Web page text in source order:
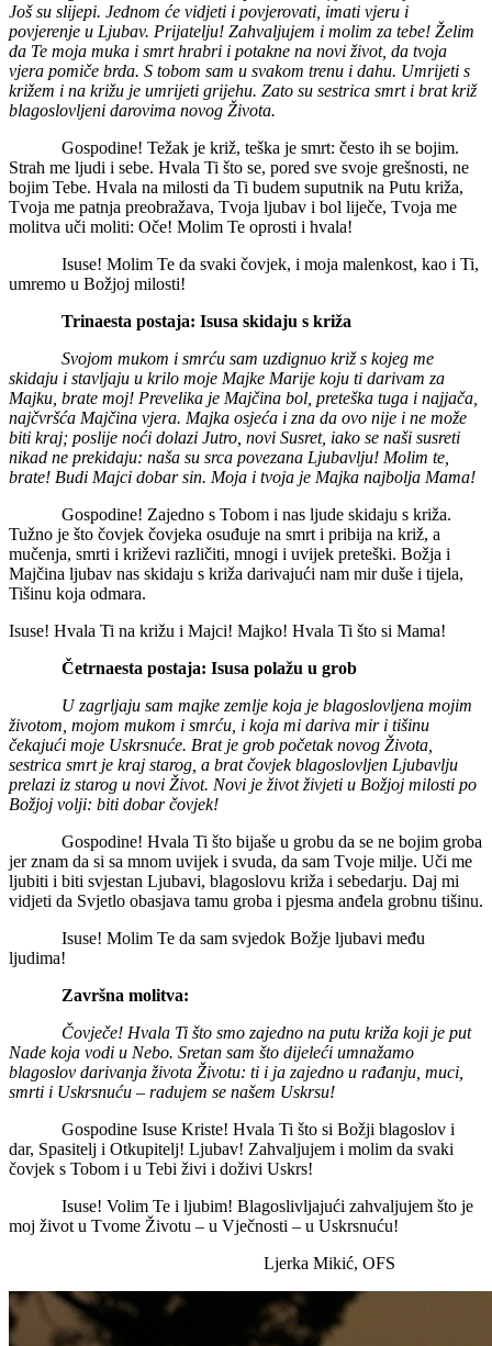
Još su slijepi. Jednom će vidjeti i povjerovati, imati vjeru i
povjerenje u Ljubav. Prijatelju! Zahvaljujem i molim za tebe! Želim
da Te moja muka i smrt hrabri i potakne na novi život, da tvoja
vjera pomiče brda. S tobom sam u svakom trenu i dahu. Umrijeti s
križem i na križu je umrijeti grijehu. Zato su sestrica smrt i brat križ
blagoslovljeni darovima novog Života.
Gospodine! Težak je križ, teška je smrt: često ih se bojim.
Strah me ljudi i sebe. Hvala Ti što se, pored sve svoje grešnosti, ne
bojim Tebe. Hvala na milosti da Ti budem suputnik na Putu križa,
Tvoja me patnja preobražava, Tvoja ljubav i bol liječe, Tvoja me
molitva uči moliti: Oče! Molim Te oprosti i hvala!
Isuse! Molim Te da svaki čovjek, i moja malenkost, kao i Ti,
umremo u Božjoj milosti!
Trinaesta postaja: Isusa skidaju s križa
Svojom mukom i smrću sam uzdignuo križ s kojeg me
skidaju i stavljaju u krilo moje Majke Marije koju ti darivam za
Majku, brate moj! Prevelika je Majčina bol, preteška tuga i najjača,
najčvršća Majčina vjera. Majka osjeća i zna da ovo nije i ne može
biti kraj; poslije noći dolazi Jutro, novi Susret, iako se naši susreti
nikad ne prekidaju: naša su srca povezana Ljubavlju! Molim te,
brate! Budi Majci dobar sin. Moja i tvoja je Majka najbolja Mama!
Gospodine! Zajedno s Tobom i nas ljude skidaju s križa.
Tužno je što čovjek čovjeka osuđuje na smrt i pribija na križ, a
mučenja, smrti i križevi različiti, mnogi i uvijek preteški. Božja i
Majčina ljubav nas skidaju s križa darivajući nam mir duše i tijela,
Tišinu koja odmara.
Isuse! Hvala Ti na križu i Majci! Majko! Hvala Ti što si Mama!
Četrnaesta postaja: Isusa polažu u grob
U zagrljaju sam majke zemlje koja je blagoslovljena mojim
životom, mojom mukom i smrću, i koja mi dariva mir i tišinu
čekajući moje Uskrsnuće. Brat je grob početak novog Života,
sestrica smrt je kraj starog, a brat čovjek blagoslovljen Ljubavlju
prelazi iz starog u novi Život. Novi je život živjeti u Božjoj milosti po
Božjoj volji: biti dobar čovjek!
Gospodine! Hvala Ti što bijaše u grobu da se ne bojim groba
jer znam da si sa mnom uvijek i svuda, da sam Tvoje milje. Uči me
ljubiti i biti svjestan Ljubavi, blagoslovu križa i sebedarju. Daj mi
vidjeti da Svjetlo obasjava tamu groba i pjesma anđela grobnu tišinu.
Isuse! Molim Te da sam svjedok Božje ljubavi među
ljudima!
Završna molitva:
Čovječe! Hvala Ti što smo zajedno na putu križa koji je put
Nade koja vodi u Nebo. Sretan sam što dijeleći umnažamo
blagoslov darivanja života Životu: ti i ja zajedno u rađanju, muci,
smrti i Uskrsnuću – radujem se našem Uskrsu!
Gospodine Isuse Kriste! Hvala Ti što si Božji blagoslov i
dar, Spasitelj i Otkupitelj! Ljubav! Zahvaljujem i molim da svaki
čovjek s Tobom i u Tebi živi i doživi Uskrs!
Isuse! Volim Te i ljubim! Blagoslivljajući zahvaljujem što je
moj život u Tvome Životu – u Vječnosti – u Uskrsnuću!
Ljerka Mikić, OFS